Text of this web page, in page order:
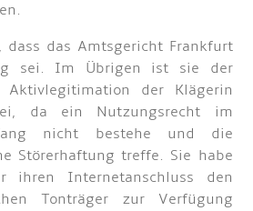
dass das Amtsgericht Frankfurt
sei. Im Übrigen ist sie der
der Klägerin
da ein Nutzungsrecht im
nicht bestehe und die
Störerhaftung treffe. Sie habe
ihren Internetanschluss den
Tonträger zur Verfügung